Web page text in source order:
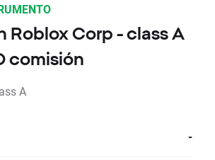
Roblox Corp - class A
comisión
A
-